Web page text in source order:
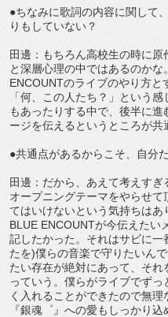
●ちなみに歌詞の内容に関して
りもしていない？
田邊：もちろん高校生の時に
と深層心理の中ではあるのか
ENCOUNTのライブのやり方
「何、この人たち？」という
もあったりする中で、後半に
ージを伝えるというところが共
●共通点があるからこそ、自分
田邊：だから、あえて考えす
オープニングテーマをやらせて
てはいけないという気持ちは
BLUE ENCOUNTが今伝えたい
記したかった。それはサビに一
たを)僕らの音楽で守りたいん
たい存在が絶対にあって、そ
っていう。僕らがライブでず
く入れることができたので無理
『銀魂゜』への愛もしっかり込